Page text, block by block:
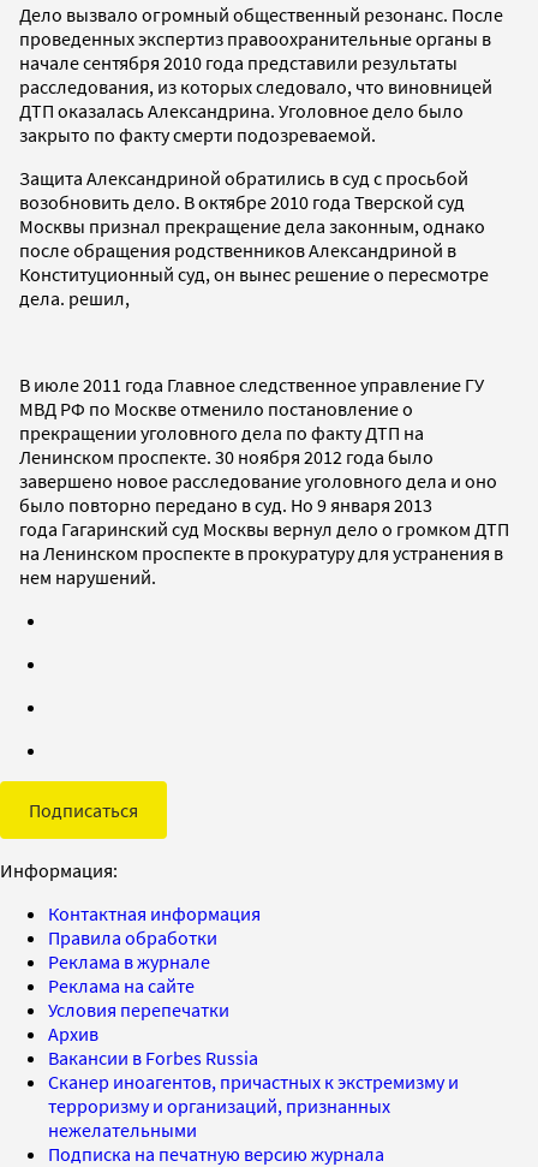
Дело вызвало огромный общественный резонанс. После
проведенных экспертиз правоохранительные органы в
начале сентября 2010 года представили результаты
расследования, из которых следовало, что виновницей
ДТП оказалась Александрина. Уголовное дело было
закрыто по факту смерти подозреваемой.
Защита Александриной обратились в суд с просьбой
возобновить дело. В октябре 2010 года Тверской суд
Москвы признал прекращение дела законным, однако
после обращения родственников Александриной в
Конституционный суд, он вынес решение о пересмотре
дела. решил,
В июле 2011 года Главное следственное управление ГУ
МВД РФ по Москве отменило постановление о
прекращении уголовного дела по факту ДТП на
Ленинском проспекте. 30 ноября 2012 года было
завершено новое расследование уголовного дела и оно
было повторно передано в суд. Но 9 января 2013
года Гагаринский суд Москвы вернул дело о громком ДТП
на Ленинском проспекте в прокуратуру для устранения в
нем нарушений.
Подписаться
Информация:
Контактная информация
Правила обработки
Реклама в журнале
Реклама на сайте
Условия перепечатки
Архив
Вакансии в Forbes Russia
Сканер иноагентов, причастных к экстремизму и
терроризму и организаций, признанных
нежелательными
Подписка на печатную версию журнала